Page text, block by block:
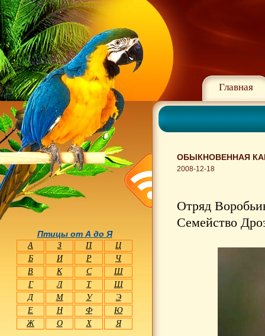
Главная
ОБЫКНОВЕННАЯ
2008-12-18
Отряд
Семейство
Птицы от А до Я
А З П
Ц
Б
И Р
Ч
В
К С
Ш
Г
Л Т
Щ
Д
М У
Э
Е
Н Ф
Ю
Ж
О Х Я